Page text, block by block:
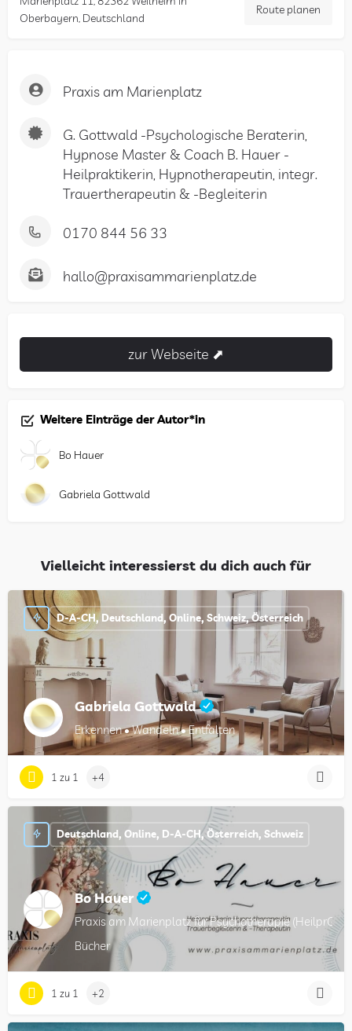
Oberbayern, Deutschland
Route planen
Praxis am Marienplatz
G. Gottwald -Psychologische Beraterin,
Hypnose Master & Coach B. Hauer -
Heilpraktikerin, Hypnotherapeutin, integr.
Trauertherapeutin & -Begleiterin
0170 844 56 33
hallo@praxisammarienplatz.de
zur Webseite ⬈
Weitere Einträge der Autor*in
Bo Hauer
Gabriela Gottwald
Vielleicht interessierst du dich auch für
Gabriela Gottwald
Erkennen • Wandeln • Entfalten
D-A-CH, Deutschland, Online, Schweiz, Österreich
1 zu 1 +4
Bo Hauer
Praxis am Marienplatz für Psychotherapie (HeilprG),
Bücher
Deutschland, Online, D-A-CH, Österreich, Schweiz
1 zu 1 +2